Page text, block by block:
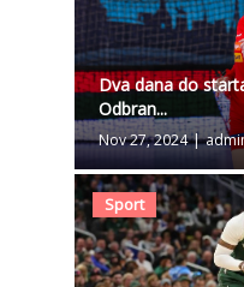
Dva dana do
Odbran...
Nov 27, 2024 |
Sport